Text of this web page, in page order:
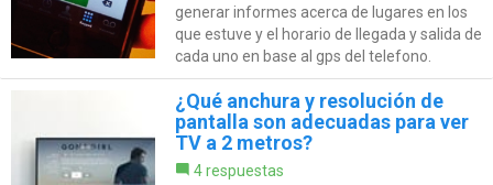
generar informes acerca de lugares en los
que estuve y el horario de llegada y salida de
cada uno en base al gps del telefono.
¿Qué anchura y resolución de
pantalla son adecuadas para ver
TV a 2 metros?
4 respuestas